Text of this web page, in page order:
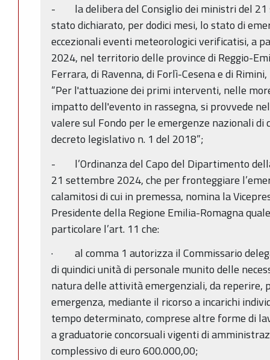
- la delibera del Consiglio dei ministri del 21
stato dichiarato, per dodici mesi, lo stato di
eccezionali eventi meteorologici verificatisi, a
2024, nel territorio delle province di Reggio-
Ferrara, di Ravenna, di Forlì-Cesena e di
“Per l'attuazione dei primi interventi, nelle
impatto dell'evento in rassegna, si provvede
valere sul Fondo per le emergenze nazionali di
decreto legislativo n. 1 del 2018”;
- l’Ordinanza del Capo del Dipartimento
21 settembre 2024, che per fronteggiare
calamitosi di cui in premessa, nomina la
Presidente della Regione Emilia-Romagna
particolare l’art. 11 che:
· al comma 1 autorizza il Commissario
di quindici unità di personale munito delle
natura delle attività emergenziali, da reperire,
emergenza, mediante il ricorso a incarichi
tempo determinato, comprese altre forme di
a graduatorie concorsuali vigenti di
complessivo di euro 600.000,00;